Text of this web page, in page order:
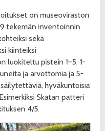
on museoviraston
tekemän inventoinnin
sekä
kiinteiksi
luokiteltu pistein 1–5. 1-
ja arvottomia ja 5-
hyväkuntoisia
Skatan patteri
4/5.